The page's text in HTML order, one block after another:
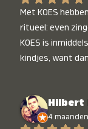
Met KOES
ritueel: even
KOES is
kindjes, want
Hilbert
4